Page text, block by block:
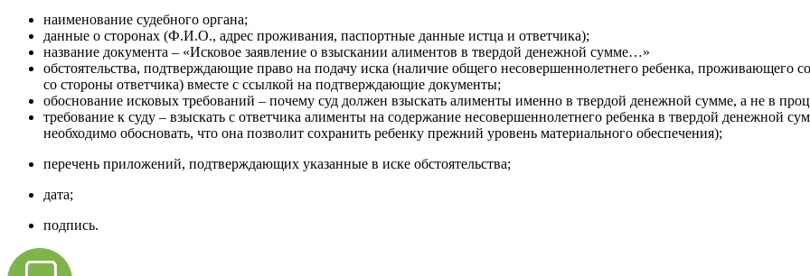
наименование судебного органа;
данные о сторонах (Ф.И.О., адрес проживания, паспортные данные истца и ответчика);
название документа – «Исковое заявление о взыскании алиментов в твердой денежной сумме…»
обстоятельства, подтверждающие право на подачу иска (наличие общего несовершеннолетнего ребенка, проживающего
со стороны ответчика) вместе с ссылкой на подтверждающие документы;
обоснование исковых требований – почему суд должен взыскать алименты именно в твердой денежной сумме, а не в
требование к суду – взыскать с ответчика алименты на содержание несовершеннолетнего ребенка в твердой денежной
необходимо обосновать, что она позволит сохранить ребенку прежний уровень материального обеспечения);
перечень приложений, подтверждающих указанные в иске обстоятельства;
дата;
подпись.